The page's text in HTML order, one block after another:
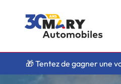
🎁 Tentez de gagner une